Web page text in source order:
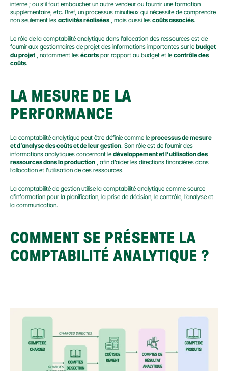
interne ; ou s’il faut embaucher un autre vendeur ou fournir une formation
supplémentaire, etc. Bref, un processus minutieux qui nécessite de comprendre
non seulement les activités réalisées , mais aussi les coûts associés.
Le rôle de la comptabilité analytique dans l’allocation des ressources est de
fournir aux gestionnaires de projet des informations importantes sur le budget
du projet , notamment les écarts par rapport au budget et le contrôle des
coûts.
LA MESURE DE LA
PERFORMANCE
La comptabilité analytique peut être définie comme le processus de mesure
et d’analyse des coûts et de leur gestion. Son rôle est de fournir des
informations analytiques concernant le développement et l’utilisation des
ressources dans la production , afin d’aider les directions financières dans
l’allocation et l’utilisation de ces ressources.
La comptabilité de gestion utilise la comptabilité analytique comme source
d’information pour la planification, la prise de décision, le contrôle, l’analyse et
la communication.
COMMENT SE PRÉSENTE LA
COMPTABILITÉ ANALYTIQUE ?